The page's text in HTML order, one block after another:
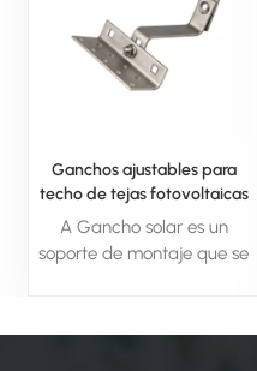
Ganchos ajustables para
techo de tejas fotovoltaicas
solares para montaje en
techo solar
A Gancho solar es un
soporte de montaje que se
varios tipos de techo,